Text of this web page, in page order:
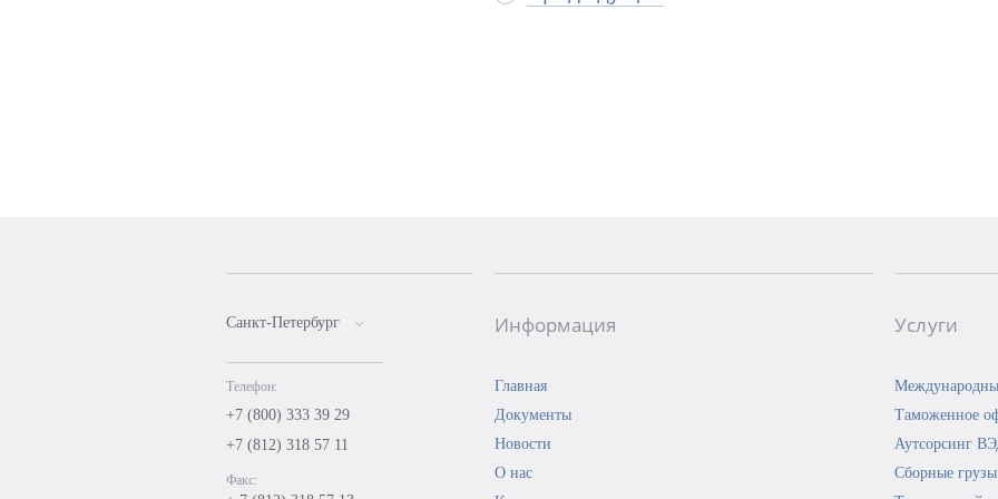
Санкт-Петербург
Телефон:
+7 (800) 333 39 29
+7 (812) 318 57 11
Факс:
Информация
Главная
Документы
Новости
О нас
Услуги
Таможенное
Аутсорсинг
Сборные грузы